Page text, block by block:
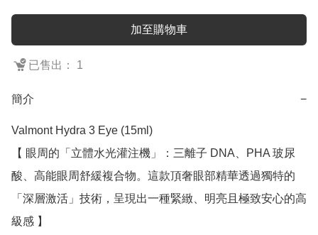
加至購物車
已售出： 1
簡介 −
Valmont Hydra 3 Eye (15ml)
【 眼周的「立體水光灌注機」：三離子 DNA、PHA 玻尿
酸、高能眼周舒緩複合物。這款頂奢眼部精華透過獨特的
「深層激活」技術，呈現出一種緊緻、明亮且極致安心的高
級感 】